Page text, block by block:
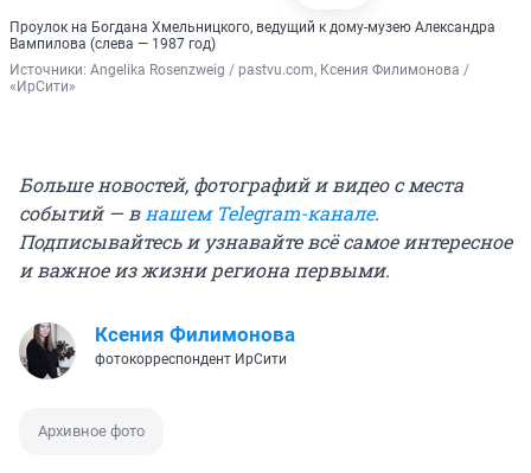
Проулок на Богдана Хмельницкого, ведущий к дому-музею Александра
Вампилова (слева — 1987 год)
Источники: Angelika Rosenzweig / pastvu.com, Ксения Филимонова /
«ИрСити»
Больше новостей, фотографий и видео с места
событий — в нашем Telegram-канале.
Подписывайтесь и узнавайте всё самое интересное
и важное из жизни региона первыми.
Ксения Филимонова
фотокорреспондент ИрСити
Архивное фото